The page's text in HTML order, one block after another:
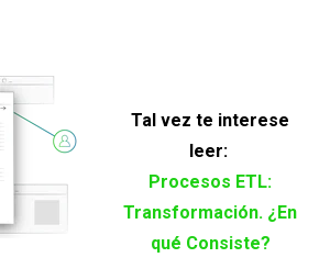
Tal vez te interese
leer:
Procesos ETL:
Transformación. ¿En
qué Consiste?